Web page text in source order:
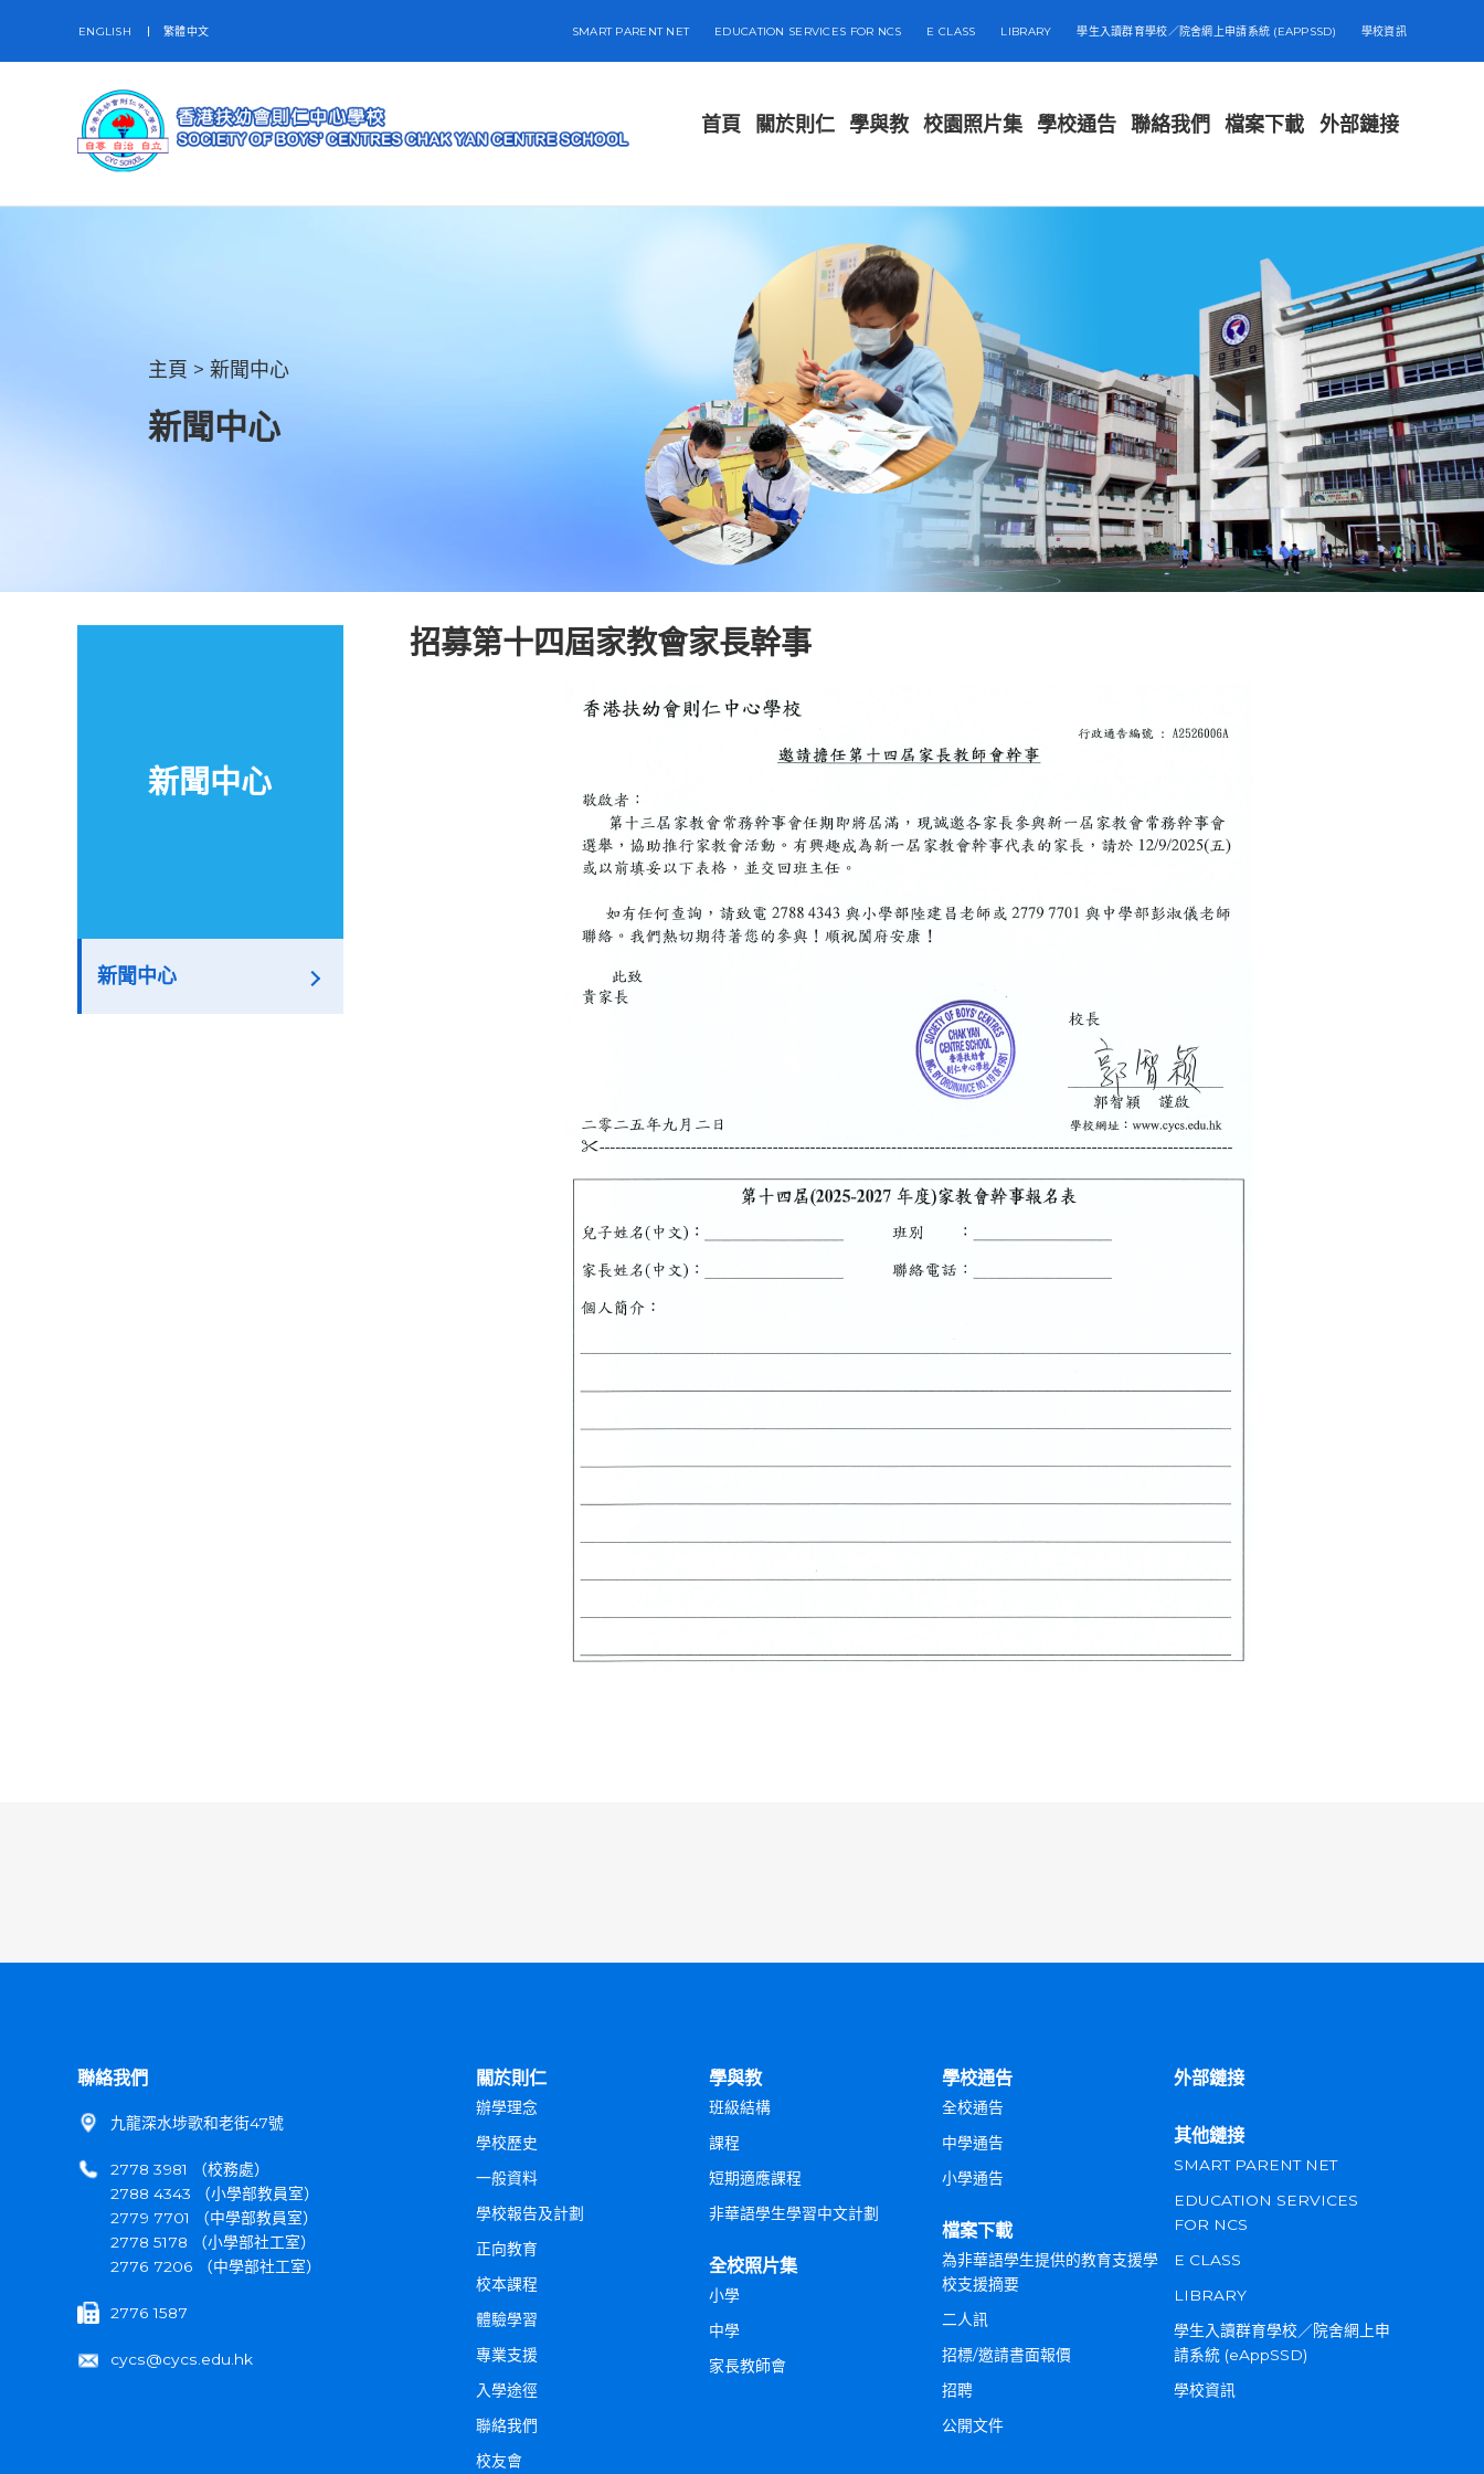
ENGLISH 繁體中文 SMART PARENT NET EDUCATION SERVICES FOR NCS E CLASS LIBRARY 學生入讀群育學校／院舍網上申請系統 (EAPPSSD) 學校資訊
首頁 關於則仁 學與教 校園照片集 學校通告 聯絡我們 檔案下載 外部鏈接
主頁 >新聞中心
新聞中心
新聞中心
新聞中心
招募第十四屆家教會家長幹事
聯絡我們
九龍深水埗歌和老街47號
2778 3981 （校務處）
2788 4343 （小學部教員室）
2779 7701 （中學部教員室）
2778 5178 （小學部社工室）
2776 7206 （中學部社工室）
2776 1587
cycs@cycs.edu.hk
關於則仁
辦學理念
學校歷史
一般資料
學校報告及計劃
正向教育
校本課程
體驗學習
專業支援
入學途徑
聯絡我們
校友會
學與教
班級結構
課程
短期適應課程
非華語學生學習中文計劃
全校照片集
小學
中學
家長教師會
學校通告
全校通告
中學通告
小學通告
檔案下載
為非華語學生提供的教育支援學
校支援摘要
二人訊
招標/邀請書面報價
招聘
公開文件
外部鏈接
其他鏈接
SMART PARENT NET
EDUCATION SERVICES
FOR NCS
E CLASS
LIBRARY
學生入讀群育學校／院舍網上申
請系統 (eAppSSD)
學校資訊